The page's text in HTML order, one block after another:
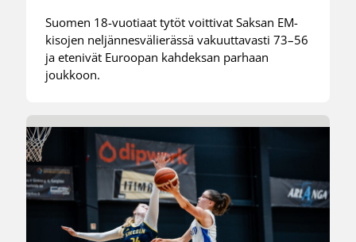
Suomen 18-vuotiaat tytöt voittivat Saksan EM-
kisojen neljännesvälierässä vakuuttavasti 73–56
ja etenivät Euroopan kahdeksan parhaan
joukkoon.